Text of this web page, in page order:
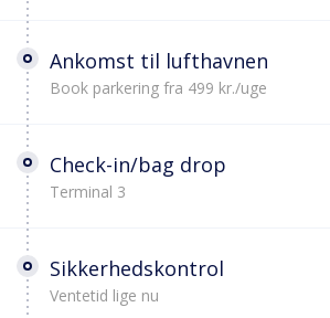
Ankomst til lufthavnen
Book parkering fra 499 kr./uge
Check-in/bag drop
Terminal 3
Sikkerhedskontrol
Ventetid lige nu